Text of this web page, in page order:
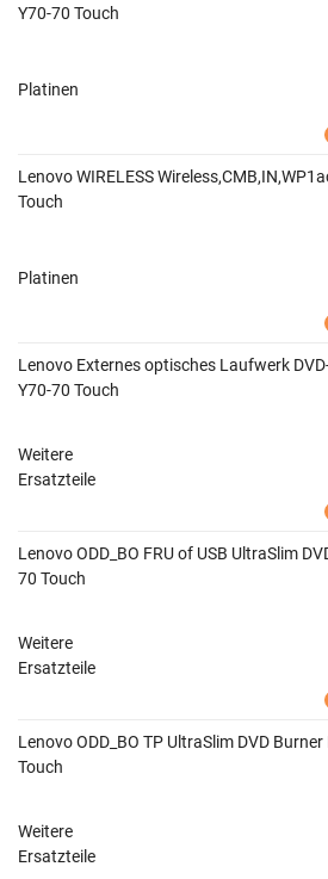
Y70-70 Touch
Platinen
Lenovo WIRELESS
Touch
Platinen
Lenovo Externes optisches Laufwerk
Y70-70 Touch
Weitere
Ersatzteile
Lenovo ODD_BO FRU of USB UltraSlim
70 Touch
Weitere
Ersatzteile
Lenovo ODD_BO TP UltraSlim DVD
Touch
Weitere
Ersatzteile